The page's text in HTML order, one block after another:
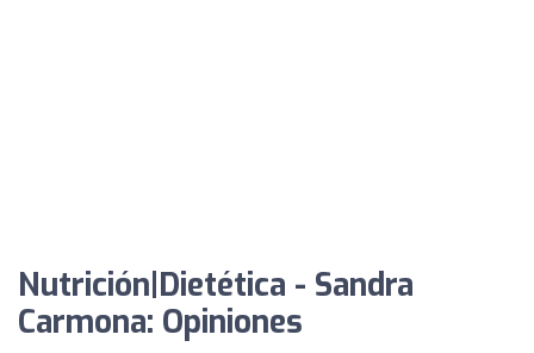
Nutrición|Dietética - Sandra
Carmona: Opiniones